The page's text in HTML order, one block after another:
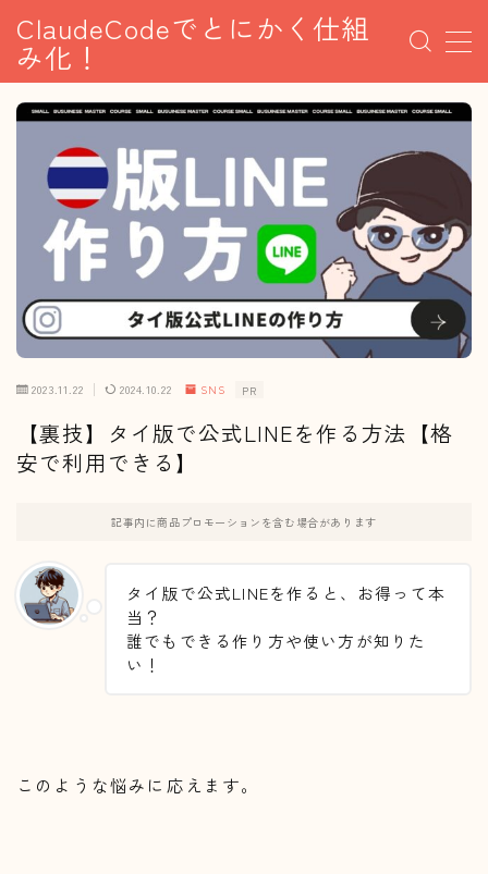
ClaudeCodeでとにかく仕組
み化！
MENU
AI×SNS副業
アフィリエイト
AI副業
資産形成
2023.11.22 2024.10.22 SNS PR
【裏技】タイ版で公式LINEを作る方法【格
安で利用できる】
記事内に商品プロモーションを含む場合があります
タイ版で公式LINEを作ると、お得って本
当？
誰でもできる作り方や使い方が知りた
い！
このような悩みに応えます。